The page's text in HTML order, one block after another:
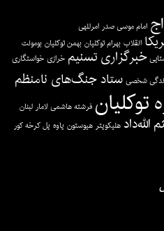
امام موسی صدر امرللهی
انقلاب بهرام توکلیان بهمن توکلیان بومونت
خبرگزاری تسنیم خرازی خواستگاری
شخصی ستاد جنگ‌های نامنظم
توکلیان فرشته هاشمی لامار لبنان
الله‌داد هلیکوپتر هیوستون پاوه پل کرخه کور